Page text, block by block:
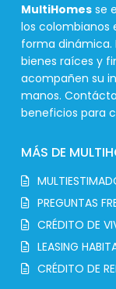
MultiHomes se
los colombianos
forma dinámica.
bienes raíces y
acompañen su
manos.
beneficios para
MÁS DE
PREGUNTAS
CRÉDITO DE
LEASING
CRÉDITO DE